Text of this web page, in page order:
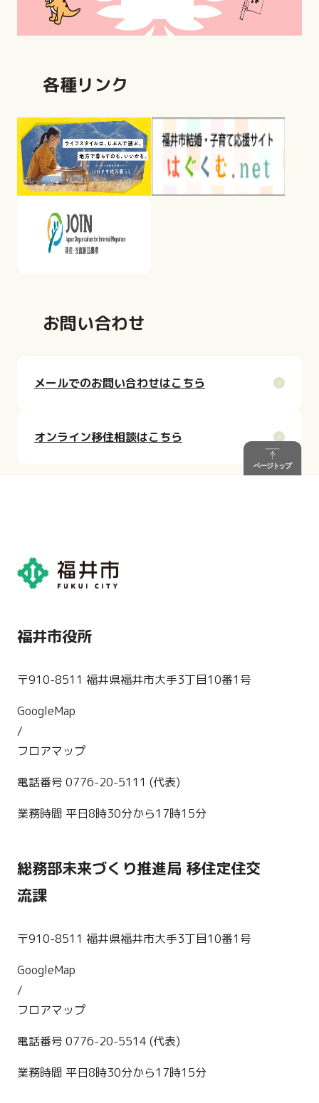
各種リンク
お問い合わせ
メールでのお問い合わせはこちら
オンライン移住相談はこちら
福井市役所
〒910-8511 福井県福井市大手3丁目10番1号
GoogleMap
/
フロアマップ
電話番号 0776-20-5111 (代表)
業務時間 平日8時30分から17時15分
総務部未来づくり推進局 移住定住交
流課
〒910-8511 福井県福井市大手3丁目10番1号
GoogleMap
/
フロアマップ
電話番号 0776-20-5514 (代表)
業務時間 平日8時30分から17時15分